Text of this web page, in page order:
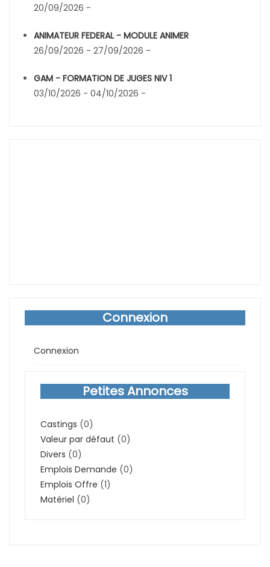
20/09/2026 -
ANIMATEUR FEDERAL - MODULE ANIMER
26/09/2026 - 27/09/2026 -
GAM - FORMATION DE JUGES NIV 1
03/10/2026 - 04/10/2026 -
Connexion
Connexion
Petites Annonces
Castings (0)
Valeur par défaut (0)
Divers (0)
Emplois Demande (0)
Emplois Offre (1)
Matériel (0)